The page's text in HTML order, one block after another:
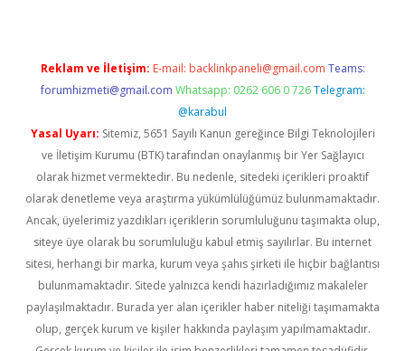
Reklam ve İletişim: E-mail: backlinkpaneli@gmail.com Teams:
forumhizmeti@gmail.com Whatsapp: 0262 606 0 726 Telegram:
@karabul
Yasal Uyarı: Sitemiz, 5651 Sayılı Kanun gereğince Bilgi Teknolojileri
ve İletişim Kurumu (BTK) tarafından onaylanmış bir Yer Sağlayıcı
olarak hizmet vermektedir. Bu nedenle, sitedeki içerikleri proaktif
olarak denetleme veya araştırma yükümlülüğümüz bulunmamaktadır.
Ancak, üyelerimiz yazdıkları içeriklerin sorumluluğunu taşımakta olup,
siteye üye olarak bu sorumluluğu kabul etmiş sayılırlar. Bu internet
sitesi, herhangi bir marka, kurum veya şahıs şirketi ile hiçbir bağlantısı
bulunmamaktadır. Sitede yalnızca kendi hazırladığımız makaleler
paylaşılmaktadır. Burada yer alan içerikler haber niteliği taşımamakta
olup, gerçek kurum ve kişiler hakkında paylaşım yapılmamaktadır.